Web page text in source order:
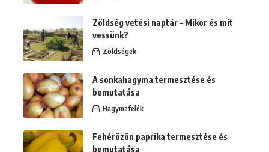
Zöldség vetési naptár – Mikor és mit
vessünk?
Zöldségek
A sonkahagyma termesztése és
bemutatása
Hagymafélék
Fehérözön paprika termesztése és
bemutatása